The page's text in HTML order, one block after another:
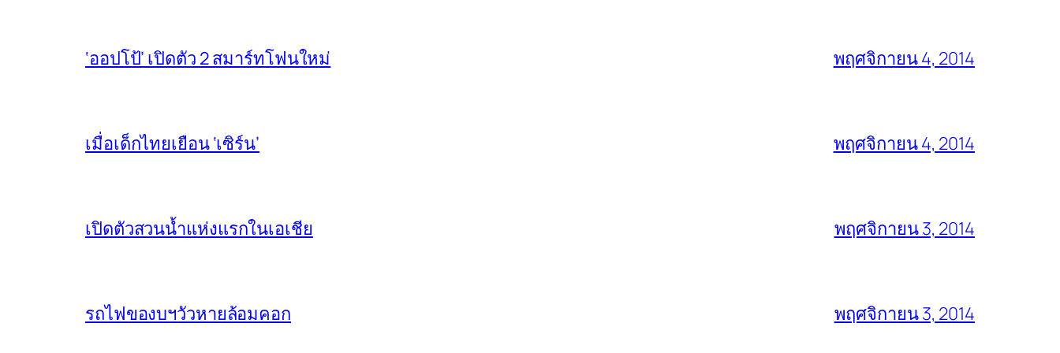
‘ออปโป้’ เปิดตัว 2 สมาร์ทโฟนใหม่ พฤศจิกายน 4, 2014
เมื่อเด็กไทยเยือน ‘เซิร์น’ พฤศจิกายน 4, 2014
เปิดตัวสวนน้ำแห่งแรกในเอเชีย พฤศจิกายน 3, 2014
รถไฟของบฯวัวหายล้อมคอก พฤศจิกายน 3, 2014